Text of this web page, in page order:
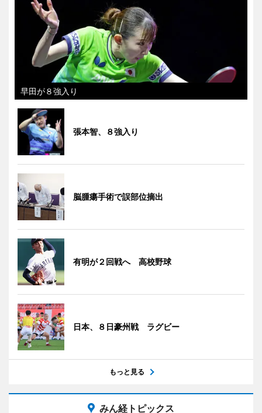
早田が８強入り
張本智、８強入り
脳腫瘍手術で誤部位摘出
有明が２回戦へ 高校野球
日本、８日豪州戦 ラグビー
もっと見る
みん経トピックス